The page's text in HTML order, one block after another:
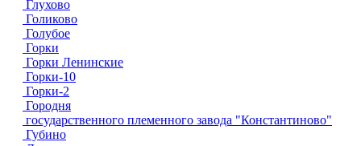
Глухово
Голиково
Голубое
Горки
Горки Ленинские
Горки-10
Горки-2
Городня
государственного племенного завода "Константиново"
Губино